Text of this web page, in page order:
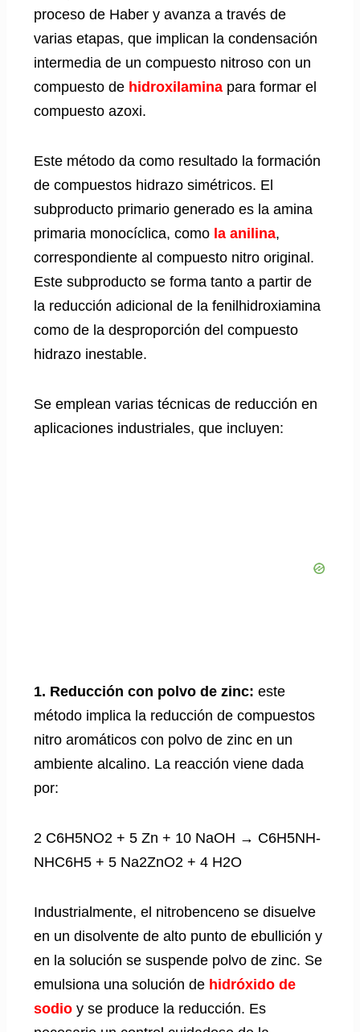
proceso de Haber y avanza a través de
varias etapas, que implican la condensación
intermedia de un compuesto nitroso con un
compuesto de hidroxilamina para formar el
compuesto azoxi.
Este método da como resultado la formación
de compuestos hidrazo simétricos. El
subproducto primario generado es la amina
primaria monocíclica, como la anilina,
correspondiente al compuesto nitro original.
Este subproducto se forma tanto a partir de
la reducción adicional de la fenilhidroxiamina
como de la desproporción del compuesto
hidrazo inestable.
Se emplean varias técnicas de reducción en
aplicaciones industriales, que incluyen:
1. Reducción con polvo de zinc: este
método implica la reducción de compuestos
nitro aromáticos con polvo de zinc en un
ambiente alcalino. La reacción viene dada
por:
2 C6H5NO2 + 5 Zn + 10 NaOH → C6H5NH-
NHC6H5 + 5 Na2ZnO2 + 4 H2O
Industrialmente, el nitrobenceno se disuelve
en un disolvente de alto punto de ebullición y
en la solución se suspende polvo de zinc. Se
emulsiona una solución de hidróxido de
sodio y se produce la reducción. Es